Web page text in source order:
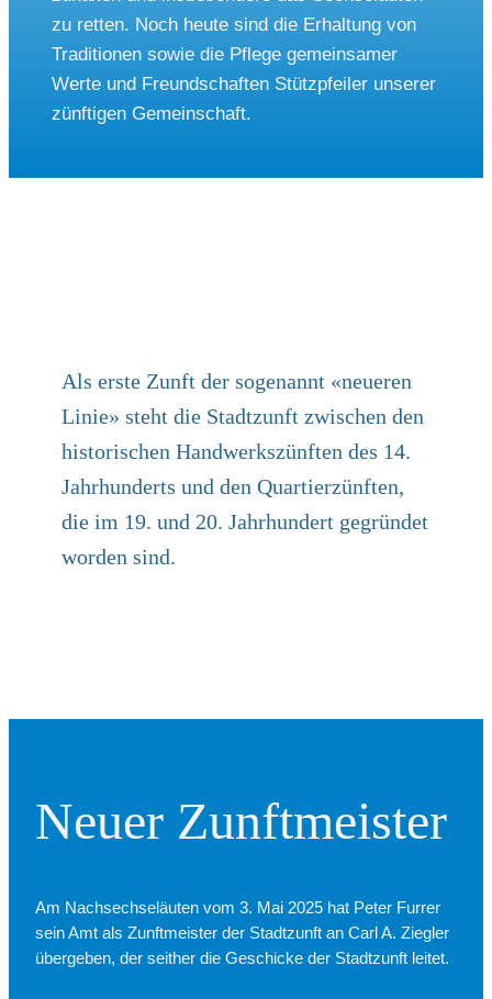
zu ret­ten. Noch heu­te sind die Erhal­tung von
Tra­di­tio­nen sowie die Pfle­ge gemein­sa­mer
Wer­te und Freund­schaf­ten Stütz­pfei­ler unse­rer
zünf­ti­gen Gemein­schaft.
Als erste Zunft der soge­nannt «neue­ren
Linie» steht die Stadt­zunft zwi­schen den
histo­ri­schen Hand­werks­zünf­ten des 14.
Jahr­hun­derts und den Quar­tier­zünf­ten,
die im 19. und 20. Jahr­hun­dert gegrün­det
wor­den sind.
Neu­er Zunft­mei­ster
Am Nachs­ech­se­läu­ten vom 3. Mai 2025 hat Peter Fur­rer
sein Amt als Zunft­mei­ster der Stadt­zunft an Carl A. Zieg­ler
über­ge­ben, der seit­her die Geschicke der Stadt­zunft lei­tet.